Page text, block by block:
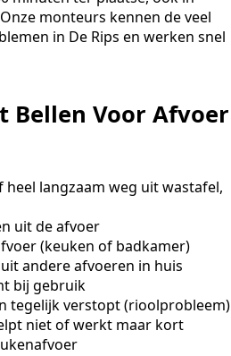
monteurs kennen de veel
in De Rips en werken snel
Bellen Voor Afvoer
langzaam weg uit wastafel,
uit de afvoer
(keuken of badkamer)
andere afvoeren in huis
bij gebruik
tegelijk verstopt (rioolprobleem)
niet of werkt maar kort